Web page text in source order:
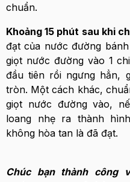
chuẩn.
Khoảng 15 phút sau khi
đạt của nước đường
giọt nước đường vào 1
đầu tiên rồi ngưng hẳn,
tròn. Một cách khác,
giọt nước đường vào,
loang nhẹ ra thành
không hòa tan là đã đạt.
Chúc bạn thành công